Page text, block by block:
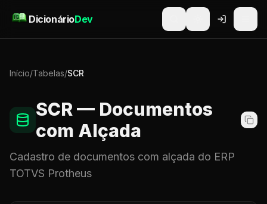
DicionárioDev
Início/Tabelas/SCR
SCR — Documentos
com Alçada
Cadastro de documentos com alçada do ERP
TOTVS Protheus